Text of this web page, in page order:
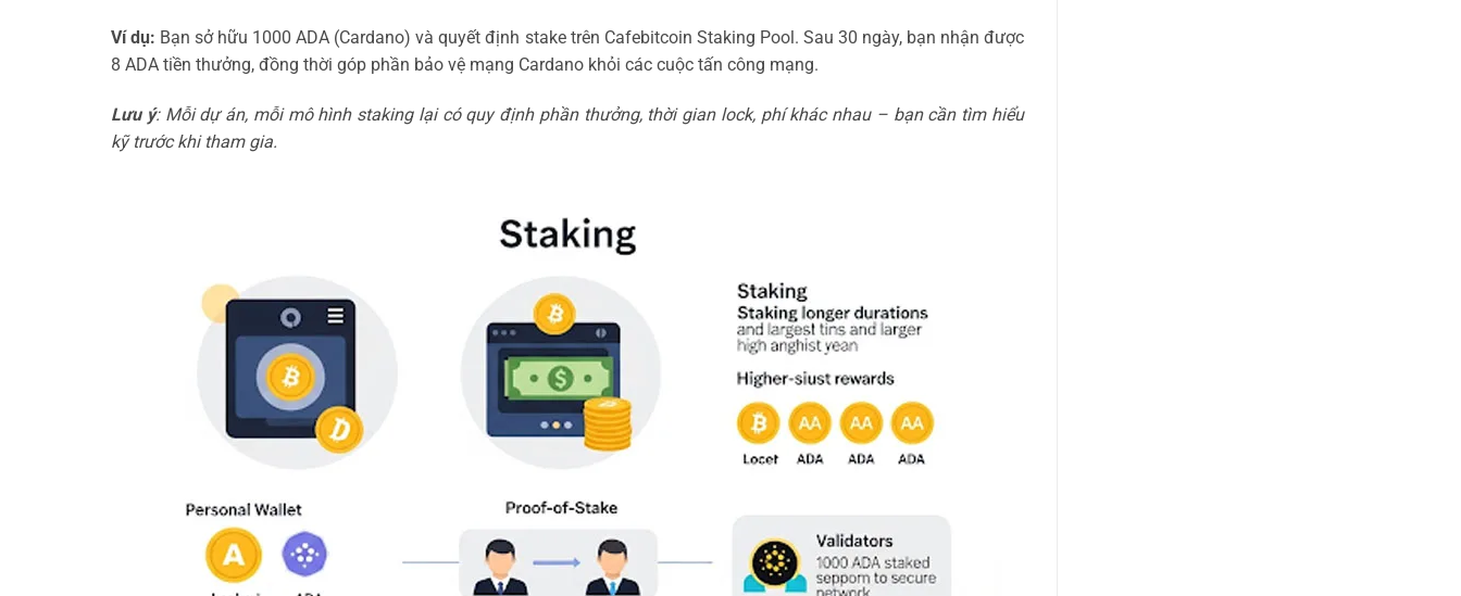
Ví dụ: Bạn sở hữu 1000 ADA (Cardano) và quyết định stake trên Cafebitcoin Staking Pool. Sau 30 ngày, bạn nhận được
8 ADA tiền thưởng, đồng thời góp phần bảo vệ mạng Cardano khỏi các cuộc tấn công mạng.
Lưu ý: Mỗi dự án, mỗi mô hình staking lại có quy định phần thưởng, thời gian lock, phí khác nhau – bạn cần tìm hiểu
kỹ trước khi tham gia.